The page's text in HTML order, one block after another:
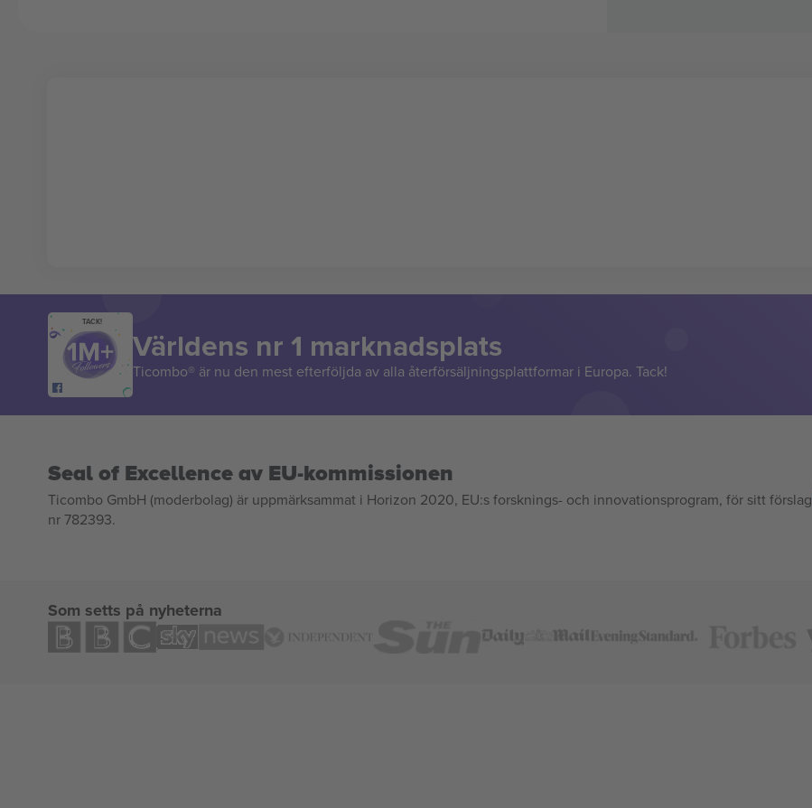
TACK!
Världens nr 1 marknadsplats
Ticombo® är nu den mest efterföljda av alla återförsäljningsplattformar i Europa. Tack!
Seal of Excellence av EU-kommissionen
Ticombo GmbH (moderbolag) är uppmärksammat i Horizon 2020, EU:s forsknings- och innovationsprogram, för sitt förslag
nr 782393.
Som setts på nyheterna